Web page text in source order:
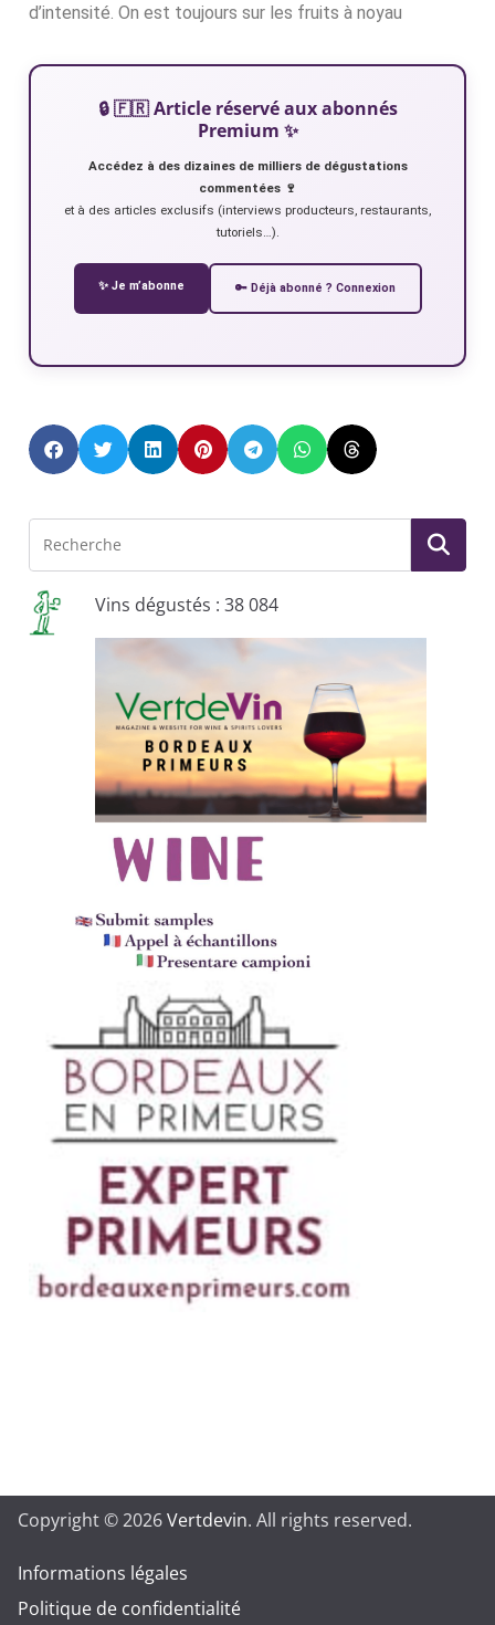
d’intensité. On est toujours sur les fruits à noyau
🔒 🇫🇷 Article réservé aux abonnés
Premium ✨
Accédez à des dizaines de milliers de dégustations
commentées 🍷
et à des articles exclusifs (interviews producteurs, restaurants,
tutoriels…).
✨ Je m’abonne 🔑 Déjà abonné ? Connexion
Vins dégustés : 38 084
Copyright © 2026Vertdevin. All rights reserved.
Informations légales
Politique de confidentialité